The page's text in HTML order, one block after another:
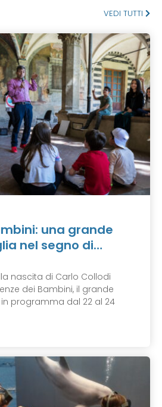
VEDI TUTTI
una grande
nel segno di…
nascita di Carlo Collodi
dei Bambini, il grande
programma dal 22 al 24